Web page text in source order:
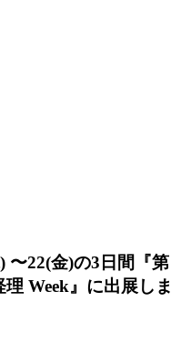
〜22(金)の3日間『第
Week』に出展しま